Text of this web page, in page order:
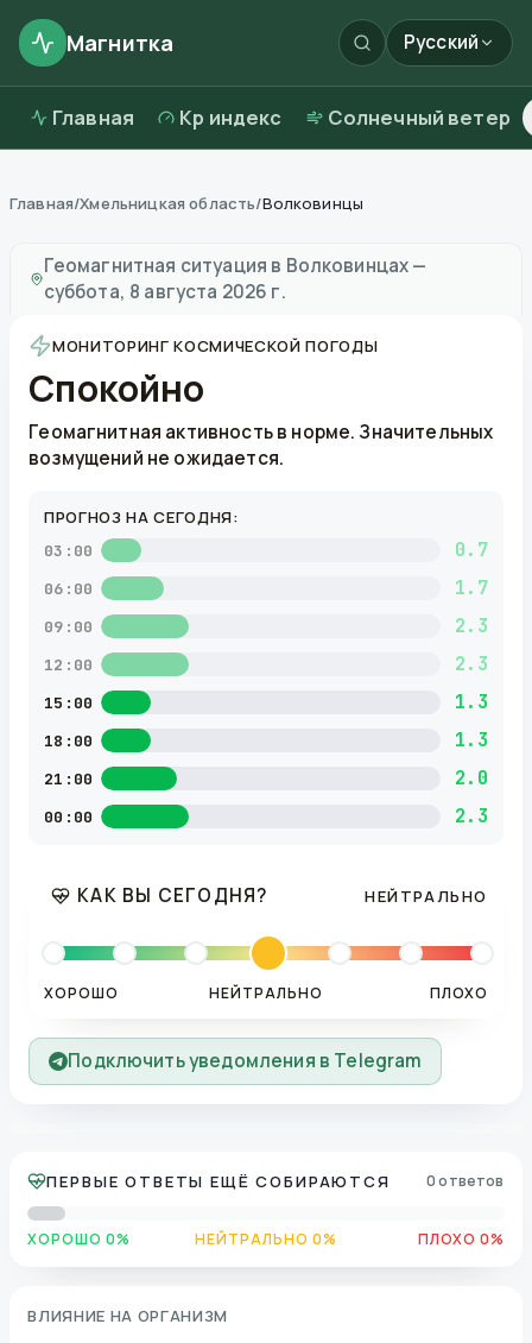
Магнитка Русский
Главная Kp индекс Солнечный ветер
Главная/Хмельницкая область/Волковинцы
Геомагнитная ситуация в Волковинцах—
суббота, 8 августа 2026 г.
МОНИТОРИНГ КОСМИЧЕСКОЙ ПОГОДЫ
Спокойно
Геомагнитная активность в норме. Значительных
возмущений не ожидается.
ПРОГНОЗ НА СЕГОДНЯ:
03:00 0.7
06:00 1.7
09:00 2.3
12:00 2.3
15:00 1.3
18:00 1.3
21:00 2.0
00:00 2.3
КАК ВЫ СЕГОДНЯ? НЕЙТРАЛЬНО
ХОРОШО НЕЙТРАЛЬНО ПЛОХО
Подключить уведомления в Telegram
ПЕРВЫЕ ОТВЕТЫ ЕЩЁ СОБИРАЮТСЯ 0 ответов
ХОРОШО 0% НЕЙТРАЛЬНО 0% ПЛОХО 0%
ВЛИЯНИЕ НА ОРГАНИЗМ